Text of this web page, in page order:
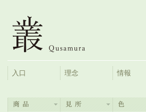
入口 理念 情報